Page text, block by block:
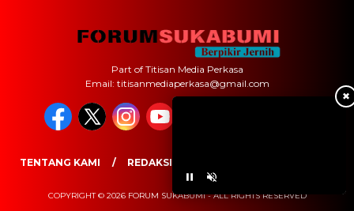
✖
Part of Titisan Media Perkasa
Email: titisanmediaperkasa@gmail.com
TENTANG KAMI REDAKSI
COPYRIGHT © 2026 FORUM SUKABUMI - ALL RIGHTS RESERVED